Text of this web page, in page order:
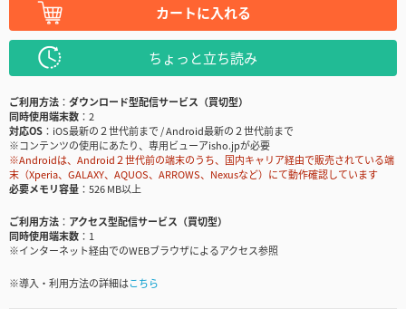
カートに入れる
ちょっと立ち読み
ご利用方法
ダウンロード型配信サービス（買切型）
同時使用端末数
2
対応OS
iOS最新の２世代前まで / Android最新の２世代前まで
※コンテンツの使用にあたり、専用ビューアisho.jpが必要
※Androidは、Android２世代前の端末のうち、国内キャリア経由で販売されている端
末（Xperia、GALAXY、AQUOS、ARROWS、Nexusなど）にて動作確認しています
必要メモリ容量
526 MB以上
ご利用方法
アクセス型配信サービス（買切型）
同時使用端末数
1
※インターネット経由でのWEBブラウザによるアクセス参照
※導入・利用方法の詳細はこちら